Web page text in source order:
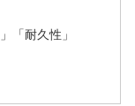
「耐久性」